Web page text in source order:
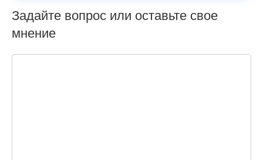
Задайте вопрос или оставьте свое
мнение